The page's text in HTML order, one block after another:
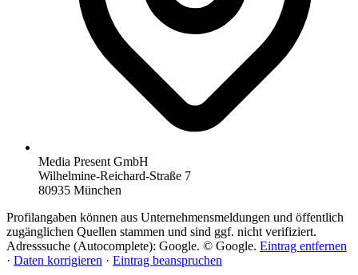
Media Present GmbH
Wilhelmine-Reichard-Straße 7
80935 München
Profilangaben können aus Unternehmensmeldungen und öffentlich
zugänglichen Quellen stammen und sind ggf. nicht verifiziert.
Adresssuche (Autocomplete): Google. © Google. Eintrag entfernen
· Daten korrigieren · Eintrag beanspruchen